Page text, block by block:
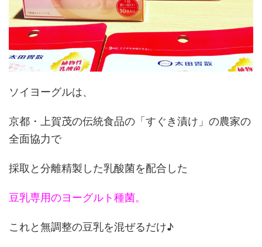
ソイヨーグルは、
京都・上賀茂の伝統食品の「すぐき漬け」の農家の
全面協力で
採取と分離精製した乳酸菌を配合した
豆乳専用のヨーグルト種菌。
これと無調整の豆乳を混ぜるだけ♪